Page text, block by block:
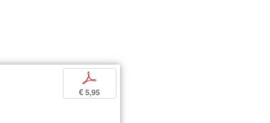
p
€ 5,95